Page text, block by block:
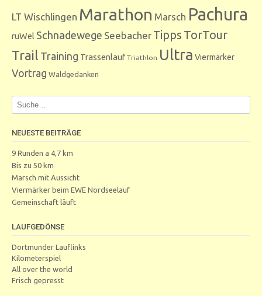
LT Wischlingen Marathon Marsch Pachura
ruWel Schnadewege Seebacher Tipps TorTour
Trail Training Trassenlauf Triathlon Ultra Viermärker
Vortrag Waldgedanken
NEUESTE BEITRÄGE
9 Runden a 4,7 km
Bis zu 50 km
Marsch mit Aussicht
Viermärker beim EWE Nordseelauf
Gemeinschaft läuft
LAUFGEDÖNSE
Dortmunder Lauflinks
Kilometerspiel
All over the world
Frisch gepresst